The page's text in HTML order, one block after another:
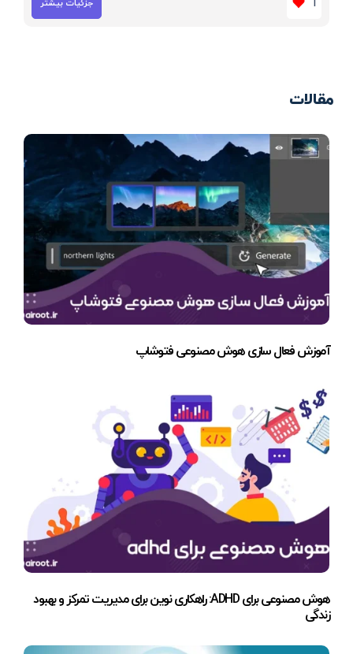
جزئیات بیشتر
مقالات
آموزش فعال سازی هوش مصنوعی فتوشاپ
هوش مصنوعی برای ADHD: راهکاری نوین برای مدیریت تمرکز و بهبود
زندگی